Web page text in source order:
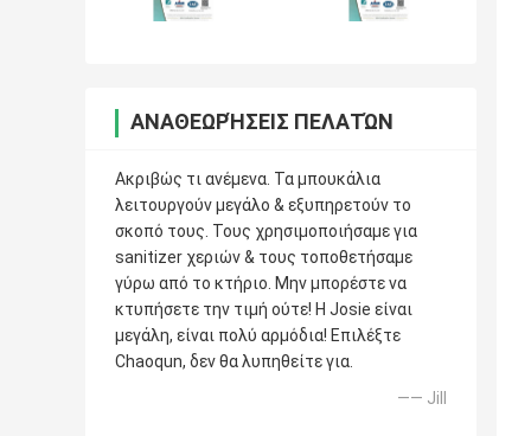
ΑΝΑΘΕΩΡΉΣΕΙΣ ΠΕΛΑΤΏΝ
Ακριβώς τι ανέμενα. Τα μπουκάλια
λειτουργούν μεγάλο & εξυπηρετούν το
σκοπό τους. Τους χρησιμοποιήσαμε για
sanitizer χεριών & τους τοποθετήσαμε
γύρω από το κτήριο. Μην μπορέστε να
κτυπήσετε την τιμή ούτε! Η Josie είναι
μεγάλη, είναι πολύ αρμόδια! Επιλέξτε
Chaoqun, δεν θα λυπηθείτε για.
—— Jill